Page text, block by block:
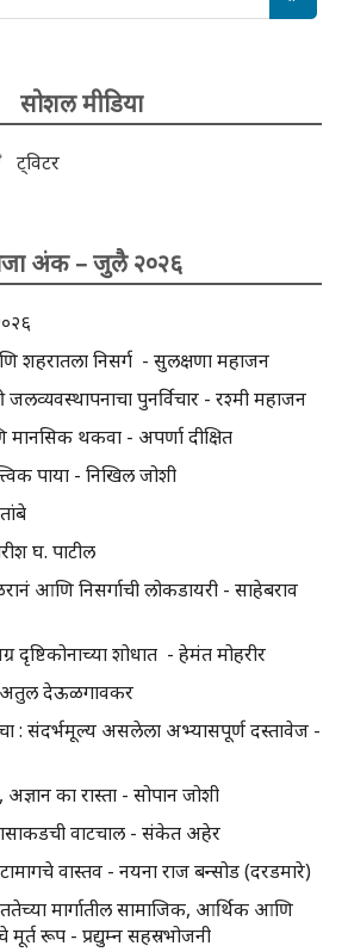
सोशल मीडिया
ट्विटर
अंक – जुलै २०२६
शहरातला निसर्ग - सुलक्षणा महाजन
जलव्यवस्थापनाचा पुनर्विचार - रश्मी महाजन
थकवा - अपर्णा दीक्षित
पाया - निखिल जोशी
घ. पाटील
आणि निसर्गाची लोकडायरी - साहेबराव
दृष्टिकोनाच्या शोधात - हेमंत मोहरीर
अतुल देऊळगावकर
: संदर्भमूल्य असलेला अभ्यासपूर्ण दस्तावेज -
का रास्ता - सोपान जोशी
वाटचाल - संकेत अहेर
वास्तव - नयना राज बन्सोड (दरडमारे)
मार्गातील सामाजिक, आर्थिक आणि
रूप - प्रद्युम्न सहस्रभोजनी